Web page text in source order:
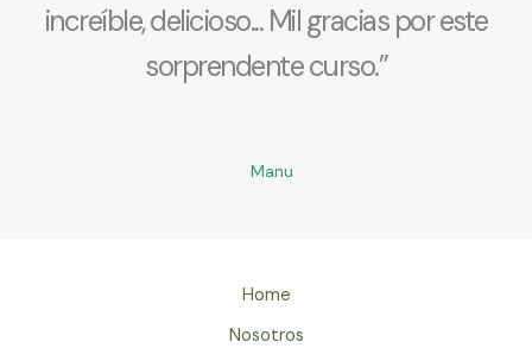
increíble, delicioso... Mil gracias por este
sorprendente curso.”
Manu
Home
Nosotros